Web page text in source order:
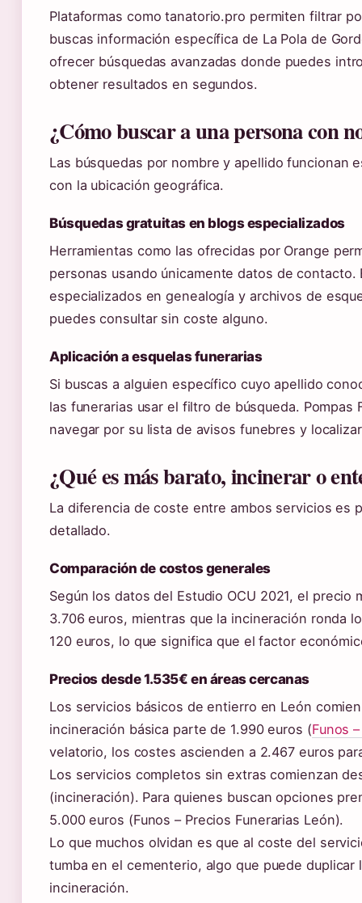
Plataformas como tanatorio.pro permiten filtrar
buscas información específica de La Pola de
ofrecer búsquedas avanzadas donde puedes
obtener resultados en segundos.
¿Cómo buscar a una persona con
Las búsquedas por nombre y apellido funcionan
con la ubicación geográfica.
Búsquedas gratuitas en blogs especializados
Herramientas como las ofrecidas por Orange
personas usando únicamente datos de
especializados en genealogía y archivos de
puedes consultar sin coste alguno.
Aplicación a esquelas funerarias
Si buscas a alguien específico cuyo apellido
las funerarias usar el filtro de búsqueda.
navegar por su lista de avisos funebres y
¿Qué es más barato, incinerar o
La diferencia de coste entre ambos servicios es
detallado.
Comparación de costos generales
Según los datos del Estudio OCU 2021, el
3.706 euros, mientras que la incineración ronda
120 euros, lo que significa que el factor
Precios desde 1.535€ en áreas cercanas
Los servicios básicos de entierro en León
incineración básica parte de 1.990 euros (Funos
velatorio, los costes ascienden a 2.467 euros
Los servicios completos sin extras comienzan
(incineración). Para quienes buscan opciones
5.000 euros (Funos – Precios Funerarias León).
Lo que muchos olvidan es que al coste del
tumba en el cementerio, algo que puede
incineración.